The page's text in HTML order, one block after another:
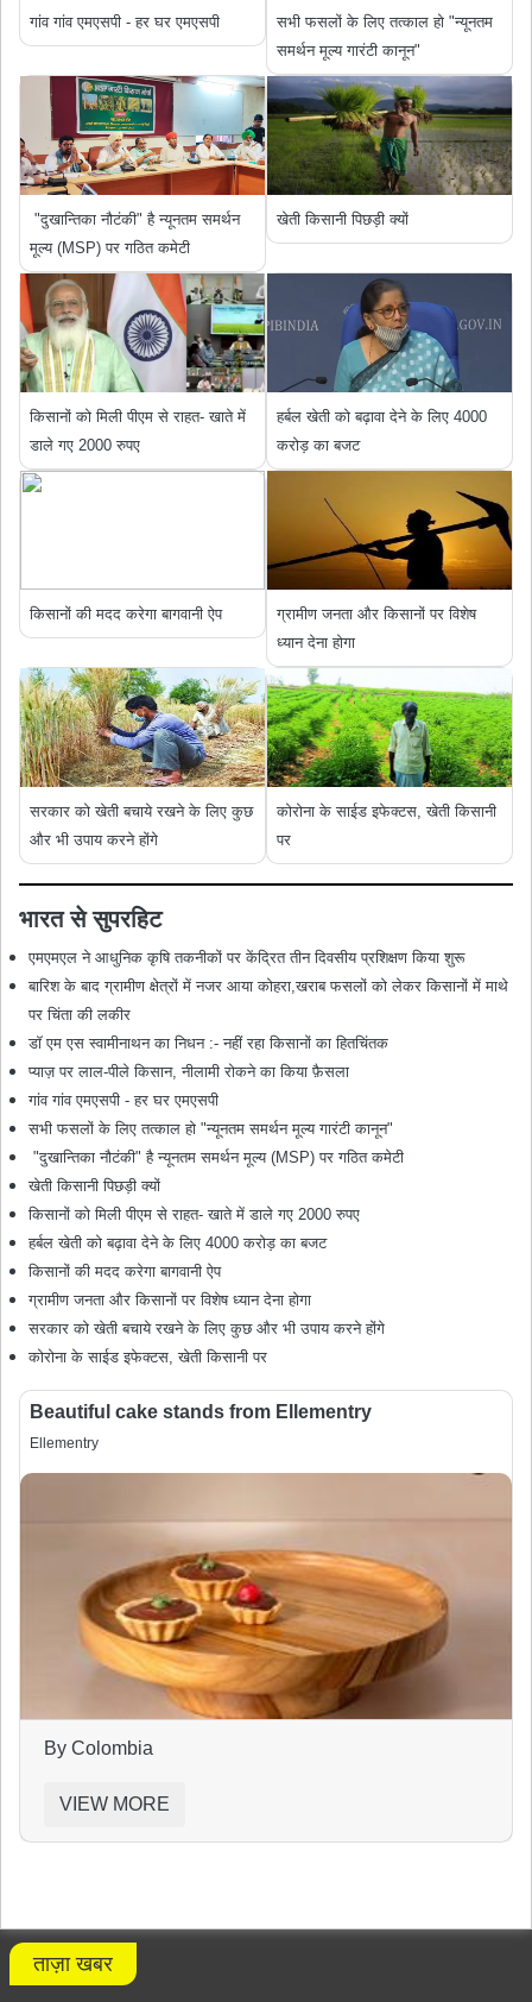
गांव गांव एमएसपी - हर घर एमएसपी
सभी फसलों के लिए तत्काल हो "न्यूनतम
समर्थन मूल्य गारंटी कानून"
"दुखान्तिका नौटंकी" है न्यूनतम समर्थन
मूल्य (MSP) पर गठित कमेटी
खेती किसानी पिछड़ी क्यों
किसानों को मिली पीएम से राहत- खाते में
डाले गए 2000 रुपए
हर्बल खेती को बढ़ावा देने के लिए 4000
करोड़ का बजट
किसानों की मदद करेगा बागवानी ऐप
ग्रामीण जनता और किसानों पर विशेष
ध्यान देना होगा
सरकार को खेती बचाये रखने के लिए कुछ
और भी उपाय करने होंगे
कोरोना के साईड इफेक्टस, खेती किसानी
पर
भारत से सुपरहिट
एमएमएल ने आधुनिक कृषि तकनीकों पर केंद्रित तीन दिवसीय प्रशिक्षण किया शुरू
बारिश के बाद ग्रामीण क्षेत्रों में नजर आया कोहरा,खराब फसलों को लेकर किसानों में माथे
पर चिंता की लकीर
डॉ एम एस स्वामीनाथन का निधन :- नहीं रहा किसानों का हितचिंतक
प्याज़ पर लाल-पीले किसान, नीलामी रोकने का किया फ़ैसला
गांव गांव एमएसपी - हर घर एमएसपी
सभी फसलों के लिए तत्काल हो "न्यूनतम समर्थन मूल्य गारंटी कानून"
"दुखान्तिका नौटंकी" है न्यूनतम समर्थन मूल्य (MSP) पर गठित कमेटी
खेती किसानी पिछड़ी क्यों
किसानों को मिली पीएम से राहत- खाते में डाले गए 2000 रुपए
हर्बल खेती को बढ़ावा देने के लिए 4000 करोड़ का बजट
किसानों की मदद करेगा बागवानी ऐप
ग्रामीण जनता और किसानों पर विशेष ध्यान देना होगा
सरकार को खेती बचाये रखने के लिए कुछ और भी उपाय करने होंगे
कोरोना के साईड इफेक्टस, खेती किसानी पर
Beautiful cake stands from Ellementry
Ellementry
By Colombia
VIEW MORE
ताज़ा खबर